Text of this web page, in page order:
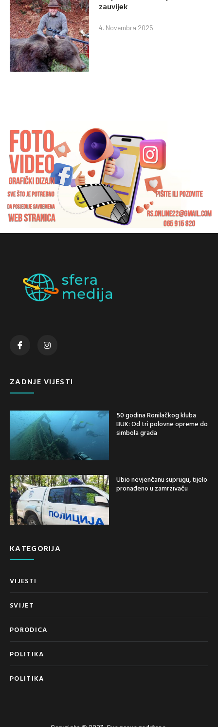
zauvijek
4. Novembra 2025.
ZADNJE VIJESTI
50 godina Ronilačkog kluba
BUK: Od tri polovne opreme do
simbola grada
Ubio nevjenčanu suprugu, tijelo
pronađeno u zamrzivaču
KATEGORIJA
VIJESTI
SVIJET
PORODICA
POLITIKA
POLITIKA